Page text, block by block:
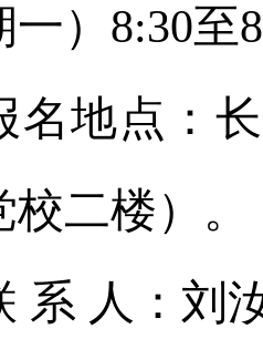
一）8:30
点：长
二楼）。
人：刘